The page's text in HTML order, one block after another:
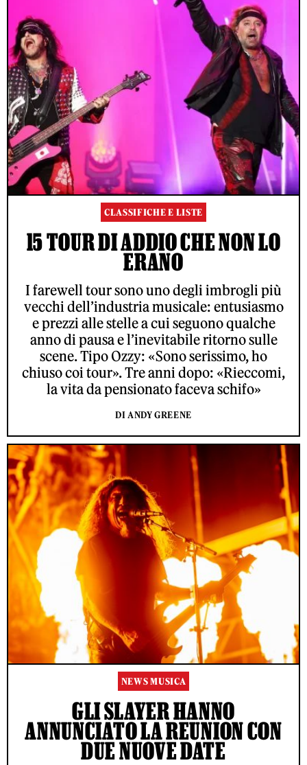
CLASSIFICHE E LISTE
15 TOUR DI ADDIO CHE NON LO
ERANO
I farewell tour sono uno degli imbrogli più
vecchi dell’industria musicale: entusiasmo
e prezzi alle stelle a cui seguono qualche
anno di pausa e l’inevitabile ritorno sulle
scene. Tipo Ozzy: «Sono serissimo, ho
chiuso coi tour». Tre anni dopo: «Rieccomi,
la vita da pensionato faceva schifo»
DI ANDY GREENE
NEWS MUSICA
GLI SLAYER HANNO
ANNUNCIATO LA REUNION CON
DUE NUOVE DATE